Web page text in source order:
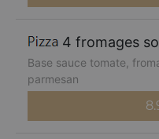
4 fromages
Base sauce tomate,
parmesan